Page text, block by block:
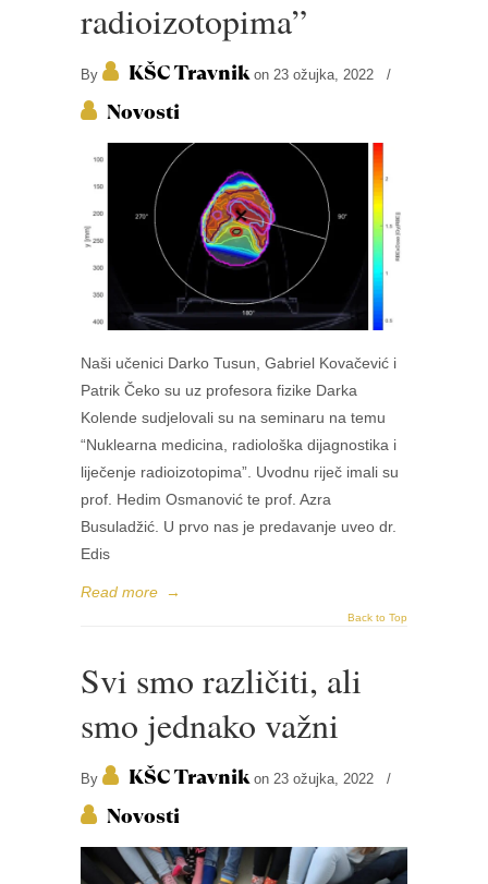
radioizotopima”
By KŠC Travnikon 23 ožujka, 2022 /
Novosti
Naši učenici Darko Tusun, Gabriel Kovačević i
Patrik Čeko su uz profesora fizike Darka
Kolende sudjelovali su na seminaru na temu
“Nuklearna medicina, radiološka dijagnostika i
liječenje radioizotopima”. Uvodnu riječ imali su
prof. Hedim Osmanović te prof. Azra
Busuladžić. U prvo nas je predavanje uveo dr.
Edis
Read more →
Back to Top
Svi smo različiti, ali
smo jednako važni
By KŠC Travnik on 23 ožujka, 2022 /
Novosti